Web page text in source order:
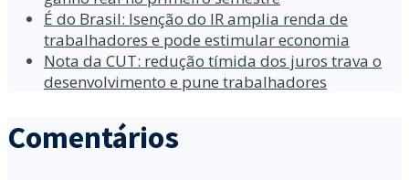
É do Brasil: Isenção do IR amplia renda de
trabalhadores e pode estimular economia
Nota da CUT: redução tímida dos juros trava o
desenvolvimento e pune trabalhadores
Comentários